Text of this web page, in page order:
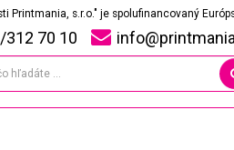
Printmania, s.r.o." je spolufinancovaný
312 70 10